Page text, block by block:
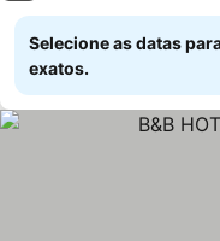
Selecione as datas
exatos.